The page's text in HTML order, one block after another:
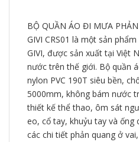
BỘ QUẦN ÁO ĐI MƯA
GIVI CRS01 là một sản
GIVI, được sản xuất tại Việt
nước trên thế giới. Bộ quần
nylon PVC 190T siêu bền,
5000mm, không bám nước
thiết kế thể thao, ôm sát
eo, cổ tay, khuỷu tay và ống
các chi tiết phản quang ở